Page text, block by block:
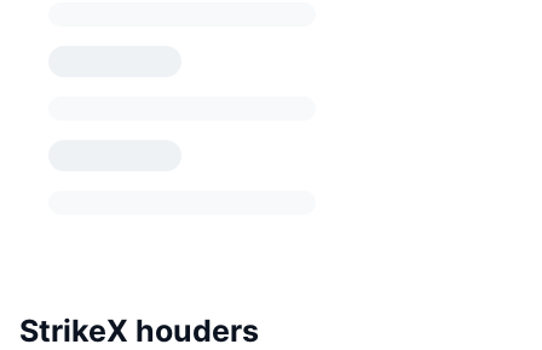
StrikeX houders